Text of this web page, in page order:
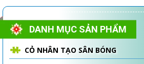
DANH MỤC SẢN PHẨM
CỎ NHÂN TẠO SÂN BÓNG